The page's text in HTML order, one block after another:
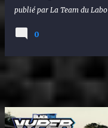
publié par La Team du Labo
0